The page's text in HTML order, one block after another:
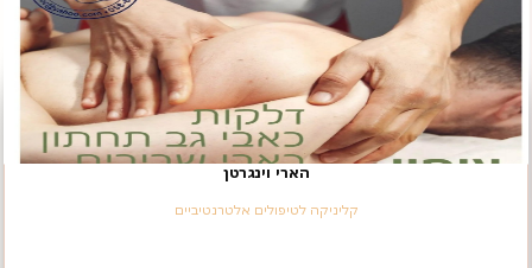
הארי וינגרטן
קליניקה לטיפולים אלטרנטיביים